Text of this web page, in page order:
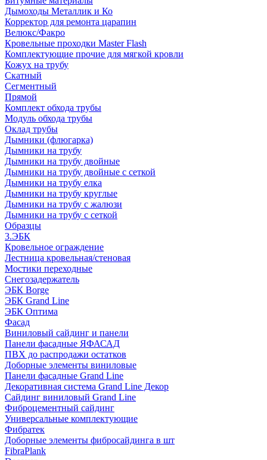
Дымоходы Металлик и Ко
Корректор для ремонта царапин
Велюкс/Факро
Кровельные проходки Master Flash
Комплектующие прочие для мягкой кровли
Кожух на трубу
Скатный
Сегментный
Прямой
Комплект обхода трубы
Модуль обхода трубы
Оклад трубы
Дымники (флюгарка)
Дымники на трубу
Дымники на трубу двoйные
Дымники на трубу двoйные с сеткой
Дымники на трубу елка
Дымники на трубу круглые
Дымники на трубу с жалюзи
Дымники на трубу с сеткой
Образцы
3.ЭБК
Кровельное ограждение
Лестница кровельная/стеновая
Мостики переходные
Снегозадержатель
ЭБК Borge
ЭБК Grand Line
ЭБК Оптима
Фасад
Виниловый сайдинг и панели
Панели фасадные ЯФАСАД
ПВХ до распродажи остатков
Доборные элементы виниловые
Панели фасадные Grand Line
Декоративная система Grand Line Декор
Сайдинг виниловый Grand Line
Фиброцементный сайдинг
Универсальные комплектующие
Фибратек
Доборные элементы фибросайдинга в шт
FibraPlank